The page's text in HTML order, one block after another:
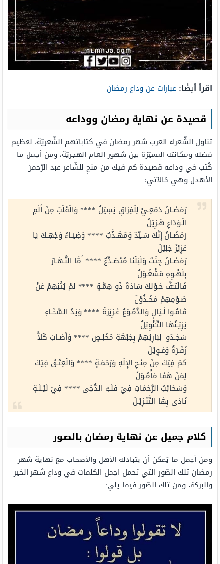
اقرأ أيضًا: عبارات عن وداع رمضان
قصيدة عن نهاية رمضان ووداعه
تناول الشّعراء العرب شهر رمضان في كتاباتهم الشّعريّة، لعظيم
فضله ومكانته المميّزة بين شهور العام الهجريّة، ومن أجمل ما
كُتب في وداعه قصيدة كم فيك من منحِ للشّاعر عبد الرّحمن
الأهدل وهي كالآتي:
رَمَضَـانُ دَمْعِـيْ لِلْفِرَاقِ يَسِيْلُ **** وَالْقَلْبُ مِنْ أَلَمِ
الْـوَدَاعِ هَـزِيْلُ
رَمَضَـانُ إِنَّكَ سَـيِّدٌ وَمُهَـذَّبٌ **** وَضِيَـاءُ وَجْهِـكَ يَا
عَزِيْزُ جَلِيْلُ
رَمَضَـانُ جِئْتَ وَلَيْلُنَا مُتَصَـدِّعٌ **** أَمَّا النَّـهَـارُ
بِلَهْـوِهِ مَشْغُـوْلُ
فَالْتـَفَّ حَـوْلَكَ سَادَةٌ ذُو هِمَّـةٍ **** لَمْ يُثْنِهِمْ عَنْ
صَـوْمِهِمْ مَخْـذُوْلُ
قَامُـوا لَـيَالٍ وَالدُّمُـوْعُ غَـزِيْرَةٌ **** وَيَدُ السَّخَـاءِ
يَزِيْـنُهَا التّـَنْوِيْلُ
سَجَـدُوا لِبَارِئِهِمْ بِجَبْهَةِ مُخْلِـصٍ **** وَأَصَـابَ كُلاًّ
زَفْـرَةٌ وَعَـوِيْلُ
كَمْ فِيْكَ مِنْ مِنَـحِ الإِلَهِ وَرَحْمَـةٍ **** وَالْعِتْـقُ فِيْكَ
لِمَنْ هَفَا مَأْمُـوْلُ
وَسَحَائِبُ الرَّحَمَاتِ فِيْ فَلَكِ الدُّجَى **** فِيْ لَيْـلَـةٍ
نَادَى بِهَا التَّنْـزِيْـلُ
كلام جميل عن نهاية رمضان بالصور
ومن أجمل ما يُمكن أن يتبادله الأهل والأصحاب مع نهاية شهر
رمضان تلك الصّور التي تحمل اجمل الكلمات في وداع شهر الخير
والبركة، ومن تلك الصّور فيما يلي: